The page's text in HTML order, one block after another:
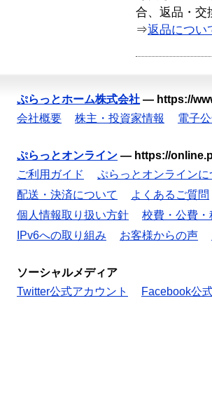
合、返品・交
⇒返品につい
ぷらっとホーム株式会社 — https://
会社概要
株主・投資家情報 電子
ぷらっとオンライン — https://
ご利用ガイド
ぷらっとオンラインに
配送・決済について
よくあるご質問
個人情報取り扱い方針
校費・公費
IPv6への取り組み
お客様からの声
ソーシャルメディア
Twitter公式アカウント
Facebook公